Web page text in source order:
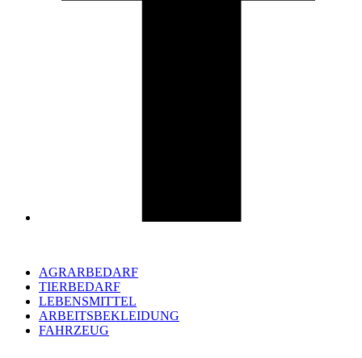
AGRARBEDARF
TIERBEDARF
LEBENSMITTEL
ARBEITSBEKLEIDUNG
FAHRZEUG